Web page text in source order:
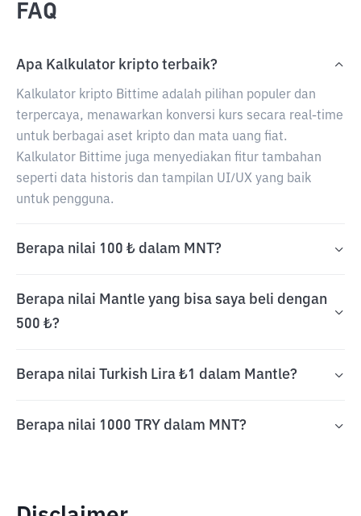
FAQ
Apa Kalkulator kripto terbaik?
Kalkulator kripto Bittime adalah pilihan populer dan
terpercaya, menawarkan konversi kurs secara real-time
untuk berbagai aset kripto dan mata uang fiat.
Kalkulator Bittime juga menyediakan fitur tambahan
seperti data historis dan tampilan UI/UX yang baik
untuk pengguna.
Berapa nilai 100 ₺ dalam MNT?
Berapa nilai Mantle yang bisa saya beli dengan
500 ₺?
Berapa nilai Turkish Lira ₺1 dalam Mantle?
Berapa nilai 1000 TRY dalam MNT?